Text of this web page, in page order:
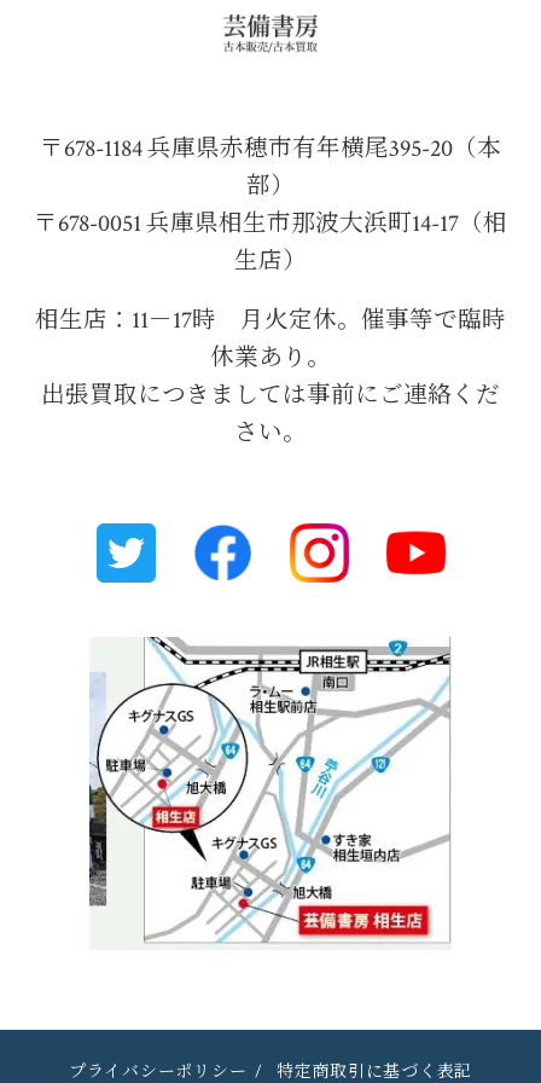
〒678-1184 兵庫県赤穂市有年横尾395-20（本
部）
〒678-0051 兵庫県相生市那波大浜町14-17（相
生店）
相生店：11－17時 月火定休。催事等で臨時
休業あり。
出張買取につきましては事前にご連絡くだ
さい。
プライバシーポリシー / 特定商取引に基づく表記